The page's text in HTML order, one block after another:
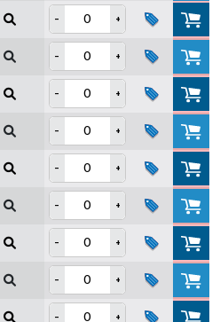
-
+
-
+
-
+
-
+
-
+
-
+
-
+
-
+
-
+